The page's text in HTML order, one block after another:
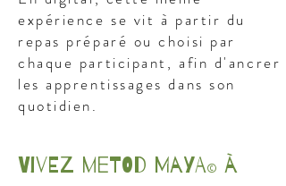
expérience se vit à partir du
repas préparé ou choisi par
chaque participant, afin d'ancrer
les apprentissages dans son
quotidien.
Vivez Metod Maya© à